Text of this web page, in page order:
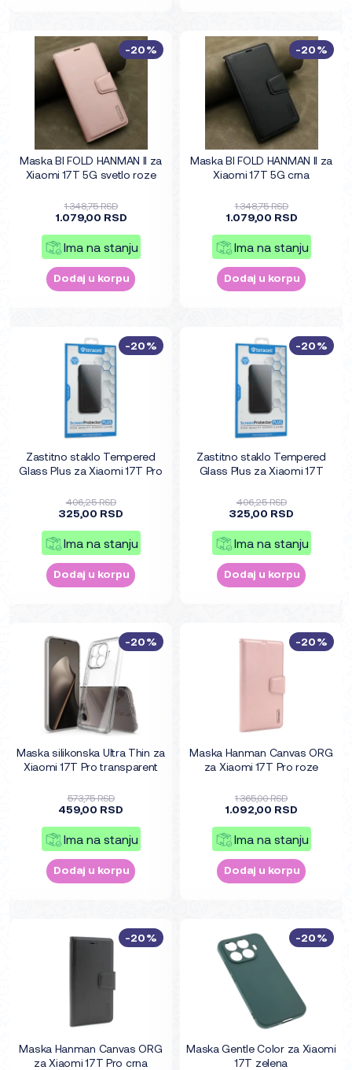
Maska BI FOLD HANMAN II za
Xiaomi 17T 5G svetlo roze
1.348,75 RSD
1.079,00 RSD
Ima na stanju
Dodaj u korpu
-20%
Maska BI FOLD HANMAN II za
Xiaomi 17T 5G crna
1.348,75 RSD
1.079,00 RSD
Ima na stanju
Dodaj u korpu
-20%
Zastitno staklo Tempered
Glass Plus za Xiaomi 17T Pro
406,25 RSD
325,00 RSD
Ima na stanju
Dodaj u korpu
-20%
Zastitno staklo Tempered
Glass Plus za Xiaomi 17T
406,25 RSD
325,00 RSD
Ima na stanju
Dodaj u korpu
-20%
Maska silikonska Ultra Thin za
Xiaomi 17T Pro transparent
573,75 RSD
459,00 RSD
Ima na stanju
Dodaj u korpu
-20%
Maska Hanman Canvas ORG
za Xiaomi 17T Pro roze
1.365,00 RSD
1.092,00 RSD
Ima na stanju
Dodaj u korpu
-20%
Maska Hanman Canvas ORG
za Xiaomi 17T Pro crna
-20%
Maska Gentle Color za Xiaomi
17T zelena
-20%